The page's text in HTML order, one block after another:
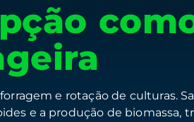
e rotação de culturas.
e a produção de biomassa,